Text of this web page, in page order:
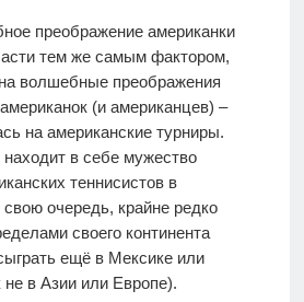
преображение американки
тем же самым фактором,
волшебные преображения
(и американцев) –
на американские турниры.
в себе мужество
теннисистов в
очередь, крайне редко
своего континента
ещё в Мексике или
не в Азии или Европе).